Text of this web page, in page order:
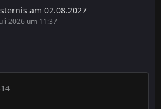
am 02.08.2027
2026 um 11:37